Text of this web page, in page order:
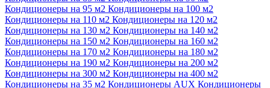
Кондиционеры на 95 м2 Кондиционеры на 100 м2
Кондиционеры на 110 м2 Кондиционеры на 120 м2
Кондиционеры на 130 м2 Кондиционеры на 140 м2
Кондиционеры на 150 м2 Кондиционеры на 160 м2
Кондиционеры на 170 м2 Кондиционеры на 180 м2
Кондиционеры на 190 м2 Кондиционеры на 200 м2
Кондиционеры на 300 м2 Кондиционеры на 400 м2
Кондиционеры на 35 м2 Кондиционеры AUX Кондиционеры